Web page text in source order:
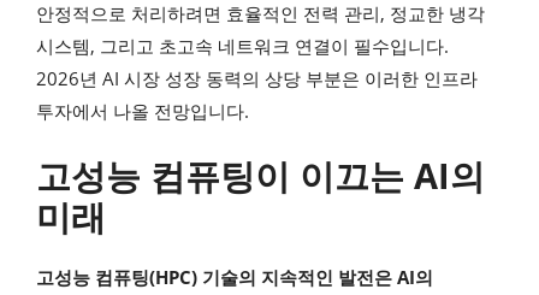
안정적으로 처리하려면 효율적인 전력 관리, 정교한 냉각
시스템, 그리고 초고속 네트워크 연결이 필수입니다.
2026년 AI 시장 성장 동력의 상당 부분은 이러한 인프라
투자에서 나올 전망입니다.
고성능 컴퓨팅이 이끄는 AI의
미래
고성능 컴퓨팅(HPC) 기술의 지속적인 발전은 AI의